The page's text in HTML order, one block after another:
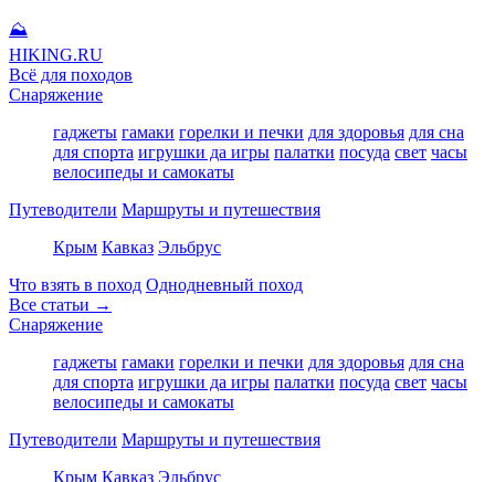
⛰
HIKING.RU
Всё для походов
Снаряжение
гаджеты гамаки горелки и печки для здоровья для сна
для спорта игрушки да игры палатки посуда свет часы
велосипеды и самокаты
Путеводители Маршруты и путешествия
Крым Кавказ Эльбрус
Что взять в поход Однодневный поход
Все статьи →
Снаряжение
гаджеты гамаки горелки и печки для здоровья для сна
для спорта игрушки да игры палатки посуда свет часы
велосипеды и самокаты
Путеводители Маршруты и путешествия
Крым Кавказ Эльбрус